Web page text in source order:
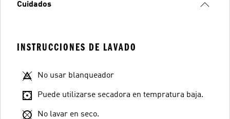
Cuidados
INSTRUCCIONES DE LAVADO
No usar blanqueador
Puede utilizarse secadora en tempratura baja.
No lavar en seco.